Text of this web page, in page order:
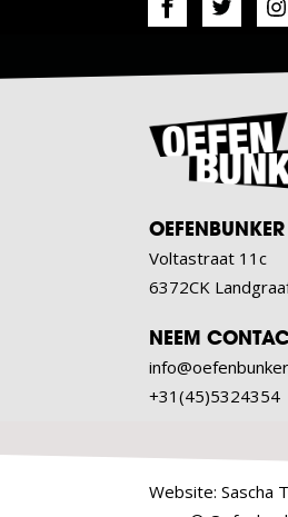
OEFENBUNKER
Voltastraat 11c
6372CK
NEEM
+31(45)5324354
Website: Sascha